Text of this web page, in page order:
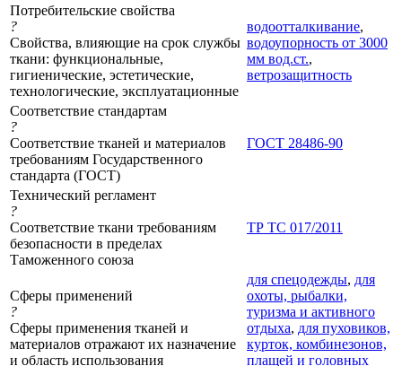
Потребительские свойства
?
Свойства, влияющие на срок службы
ткани: функциональные,
гигиенические, эстетические,
технологические, эксплуатационные
водоотталкивание,
водоупорность от 3000
мм вод.ст.,
ветрозащитность
Соответствие стандартам
?
Соответствие тканей и материалов
требованиям Государственного
стандарта (ГОСТ)
ГОСТ 28486-90
Технический регламент
?
Соответствие ткани требованиям
безопасности в пределах
Таможенного союза
ТР ТС 017/2011
Сферы применений
?
Сферы применения тканей и
материалов отражают их назначение
и область использования
для спецодежды, для
охоты, рыбалки,
туризма и активного
отдыха, для пуховиков,
курток, комбинезонов,
плащей и головных